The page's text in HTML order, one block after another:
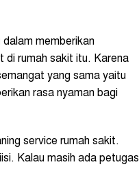
memberikan
di rumah sakit itu. Karena
yang sama yaitu
rasa nyaman bagi
service rumah sakit.
Kalau masih ada petugas